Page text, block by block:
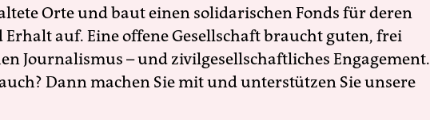
Orte und baut einen solidarischen Fonds für deren
Erhalt auf. Eine offene Gesellschaft braucht guten, frei
Journalismus – und zivilgesellschaftliches Engagement.
Dann machen Sie mit und unterstützen Sie unsere